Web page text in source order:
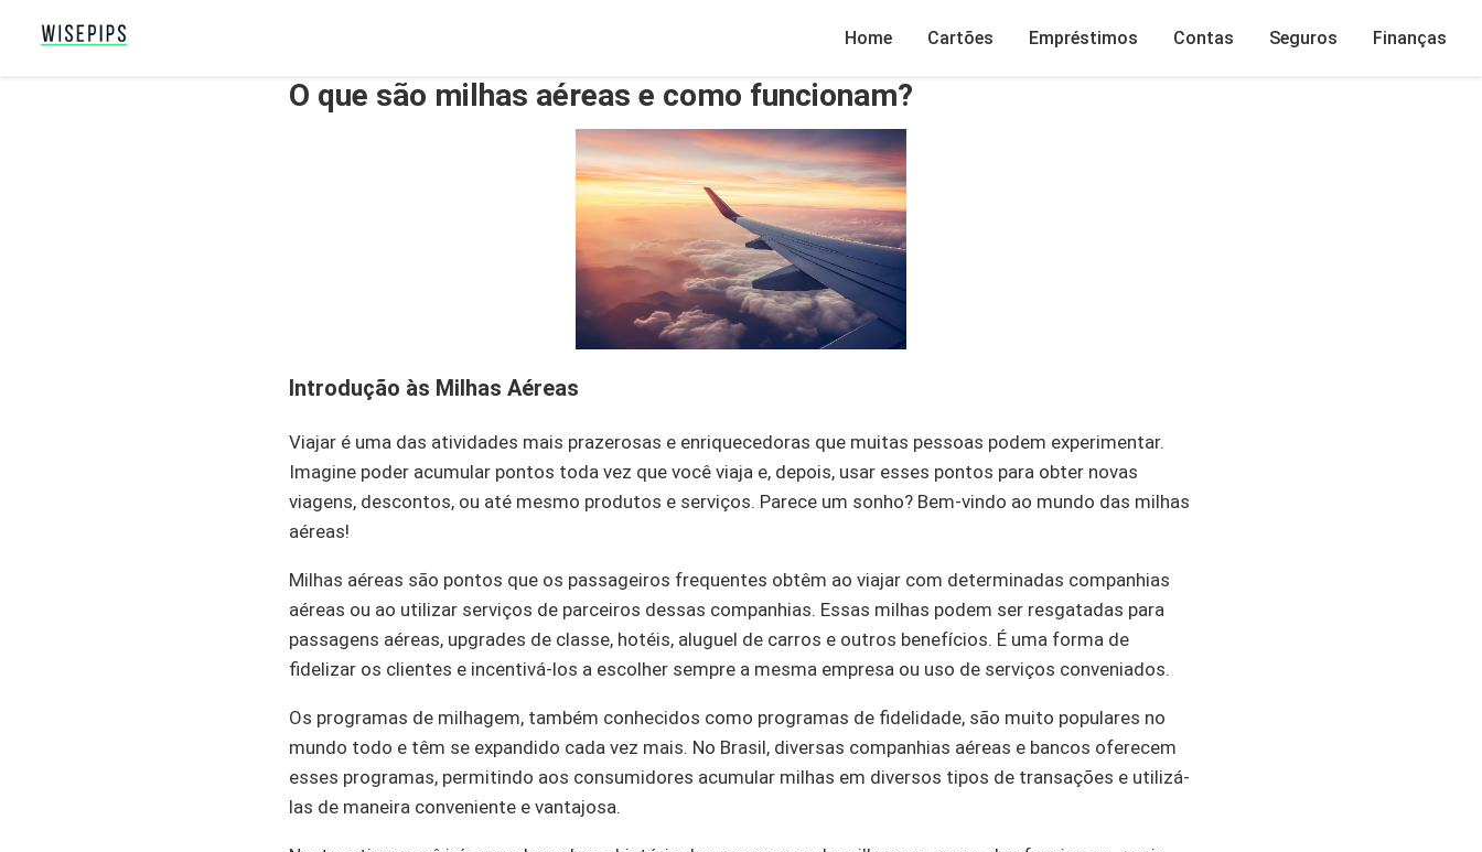
Home Cartões Empréstimos Contas Seguros Finanças
O que são milhas aéreas e como funcionam?
Introdução às Milhas Aéreas
Viajar é uma das atividades mais prazerosas e enriquecedoras que muitas pessoas podem experimentar.
Imagine poder acumular pontos toda vez que você viaja e, depois, usar esses pontos para obter novas
viagens, descontos, ou até mesmo produtos e serviços. Parece um sonho? Bem-vindo ao mundo das milhas
aéreas!
Milhas aéreas são pontos que os passageiros frequentes obtêm ao viajar com determinadas companhias
aéreas ou ao utilizar serviços de parceiros dessas companhias. Essas milhas podem ser resgatadas para
passagens aéreas, upgrades de classe, hotéis, aluguel de carros e outros benefícios. É uma forma de
fidelizar os clientes e incentivá-los a escolher sempre a mesma empresa ou uso de serviços conveniados.
Os programas de milhagem, também conhecidos como programas de fidelidade, são muito populares no
mundo todo e têm se expandido cada vez mais. No Brasil, diversas companhias aéreas e bancos oferecem
esses programas, permitindo aos consumidores acumular milhas em diversos tipos de transações e utilizá-
las de maneira conveniente e vantajosa.